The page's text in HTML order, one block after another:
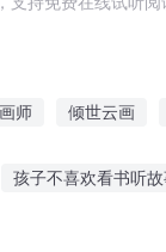
师 倾世云画
孩子不喜欢看书听